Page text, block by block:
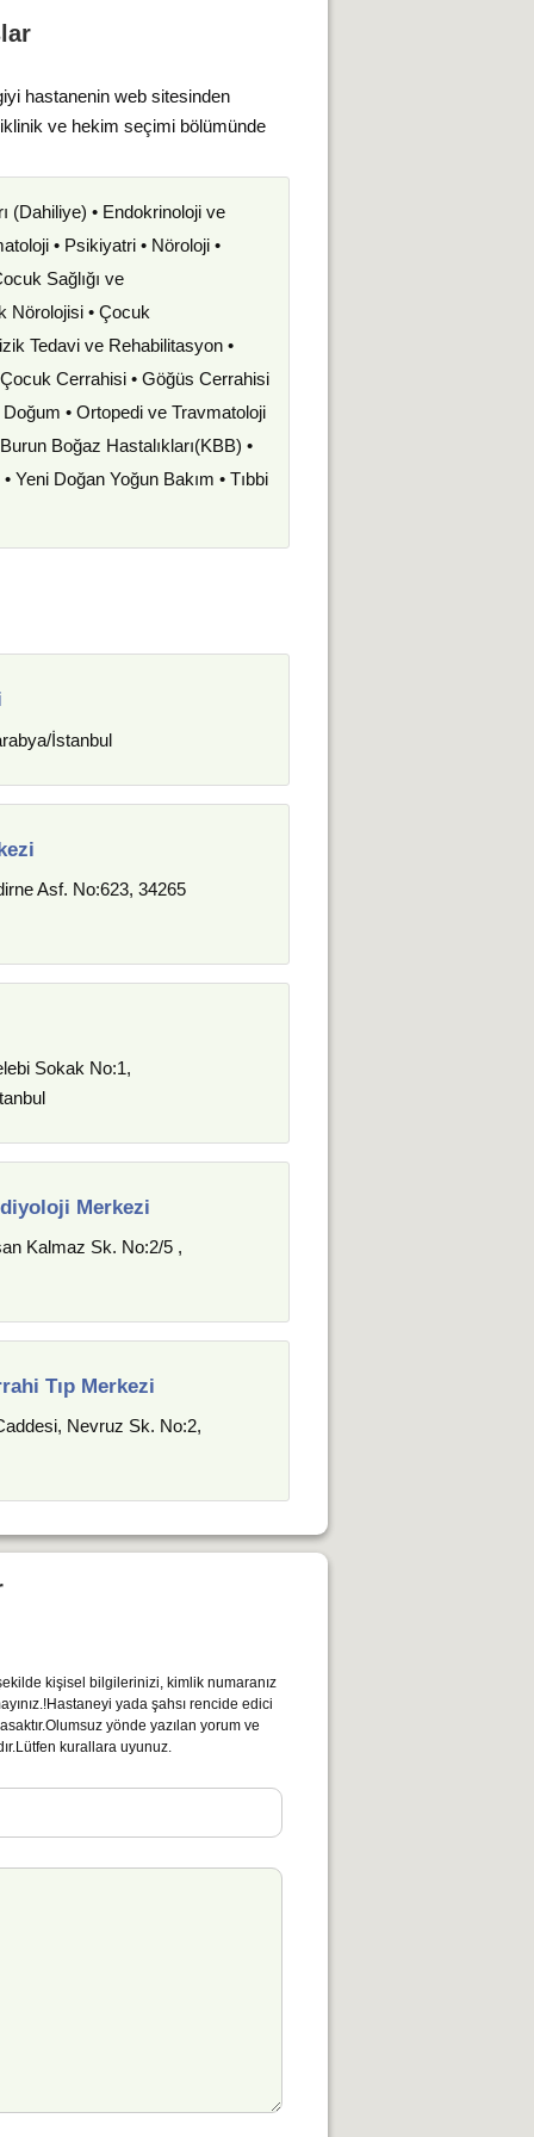
hastanenin web sitesinden
ve hekim seçimi bölümünde
(Dahiliye) • Endokrinoloji ve
• Psikiyatri • Nöroloji •
Sağlığı ve
Nörolojisi • Çocuk
Tedavi ve Rehabilitasyon •
Cerrahisi • Göğüs Cerrahisi
Doğum • Ortopedi ve Travmatoloji
Boğaz Hastalıkları(KBB) •
Yeni Doğan Yoğun Bakım • Tıbbi
İstanbul
Asf. No:623, 34265
Sokak No:1,
Merkezi
Kalmaz Sk. No:2/5 ,
Tıp Merkezi
Nevruz Sk. No:2,
kişisel bilgilerinizi, kimlik numaranız
yada şahsı rencide edici
yönde yazılan yorum ve
kurallara uyunuz.